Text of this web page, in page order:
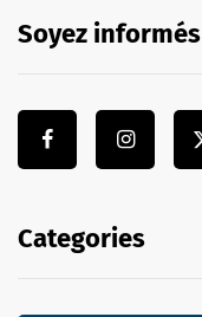
Soyez informés
Categories